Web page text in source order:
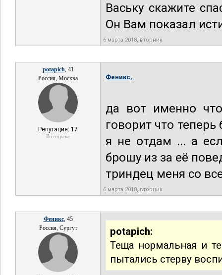
Ваську скажите
Он Вам показал
6 марта 2018, вторник
potapich, 41
Россия, Москва
Репутация: 17
В отпуске
Феникс,
да вот именно
говорит что теперь
я не отдам ... а
брошу из за её
триндец меня со
6 марта 2018, вторник
Феникс, 45
Россия, Сургут
potapich:
Теща нормальная и
пытались стерву